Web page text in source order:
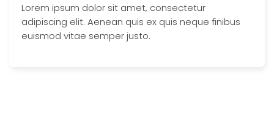
Lorem ipsum dolor sit amet, consectetur
adipiscing elit. Aenean quis ex quis neque finibus
euismod vitae semper justo.